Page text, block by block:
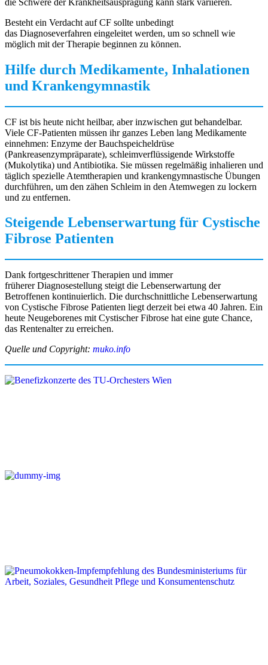
Besteht ein Verdacht auf CF sollte unbedingt
das Diagnoseverfahren eingeleitet werden, um so schnell wie
möglich mit der Therapie beginnen zu können.
Hilfe durch Medikamente, Inhalationen
und Krankengymnastik
CF ist bis heute nicht heilbar, aber inzwischen gut behandelbar.
Viele CF-Patienten müssen ihr ganzes Leben lang Medikamente
einnehmen: Enzyme der Bauchspeicheldrüse
(Pankreasenzympräparate), schleimverflüssigende Wirkstoffe
(Mukolytika) und Antibiotika. Sie müssen regelmäßig inhalieren und
täglich spezielle Atemtherapien und krankengymnastische Übungen
durchführen, um den zähen Schleim in den Atemwegen zu lockern
und zu entfernen.
Steigende Lebenserwartung für Cystische
Fibrose Patienten
Dank fortgeschrittener Therapien und immer
früherer Diagnosestellung steigt die Lebenserwartung der
Betroffenen kontinuierlich. Die durchschnittliche Lebenserwartung
von Cystische Fibrose Patienten liegt derzeit bei etwa 40 Jahren. Ein
heute Neugeborenes mit Cystischer Fibrose hat eine gute Chance,
das Rentenalter zu erreichen.
Quelle und Copyright: muko.info